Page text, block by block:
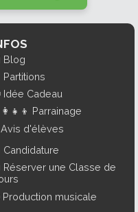
Blog
Partitions
Idée Cadeau
Parrainage
Avis d'élèves
Candidature
Réserver une Classe de
Production musicale